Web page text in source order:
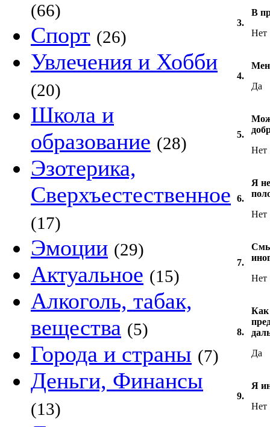
(66)
Спорт (26)
Увлечения и Хобби
(20)
Школа и
образование (28)
Эзотерика,
Сверхъестественное
(17)
Эмоции (29)
Актуальное (15)
Алкоголь, табак,
вещества (5)
Города и страны (7)
Деньги, Финансы
(13)
3.
В
Нет
4.
Да
5.
Нет
6.
Я
Нет
7.
Нет
8.
Как
Да
9.
Я
Нет